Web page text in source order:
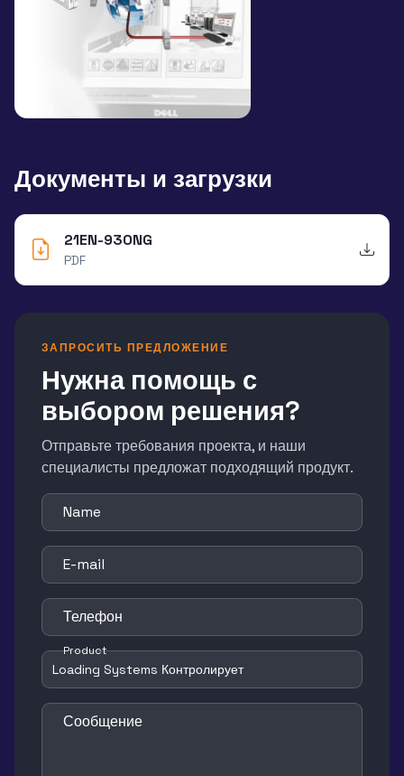
Документы и загрузки
21EN-930NG
PDF
ЗАПРОСИТЬ ПРЕДЛОЖЕНИЕ
Нужна помощь с
выбором решения?
Отправьте требования проекта, и наши
специалисты предложат подходящий продукт.
Name
E-mail
Телефон
Product
Сообщение